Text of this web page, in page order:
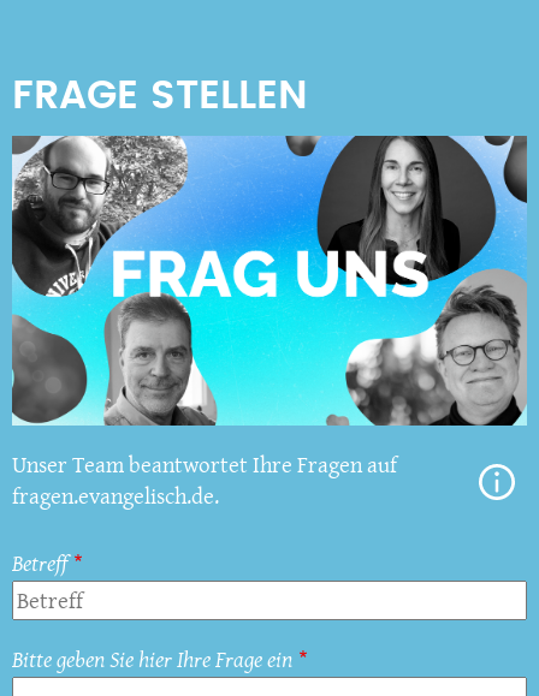
Unser Team beantwortet Ihre Fragen auf
fragen.evangelisch.de.
Betreff
Bitte geben Sie hier Ihre Frage ein